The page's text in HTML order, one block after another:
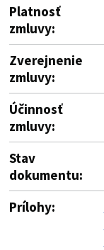
Platnosť
zmluvy:
Zverejnenie
zmluvy:
Účinnosť
zmluvy:
Stav
dokumentu:
Prílohy: